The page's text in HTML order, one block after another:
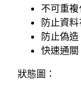
不可重複
防止資料
防止偽造
快速通關
狀態圖：